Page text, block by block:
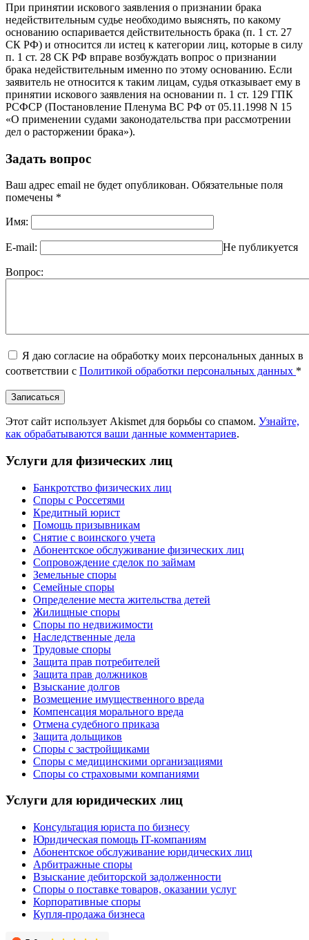
При принятии искового заявления о признании брака
недействительным судье необходимо выяснять, по какому
основанию оспаривается действительность брака (п. 1 ст. 27
СК РФ) и относится ли истец к категории лиц, которые в силу
п. 1 ст. 28 СК РФ вправе возбуждать вопрос о признании
брака недействительным именно по этому основанию. Если
заявитель не относится к таким лицам, судья отказывает ему в
принятии искового заявления на основании п. 1 ст. 129 ГПК
РСФСР (Постановление Пленума ВС РФ от 05.11.1998 N 15
«О применении судами законодательства при рассмотрении
дел о расторжении брака»).
Задать вопрос
Ваш адрес email не будет опубликован. Обязательные поля
помечены *
Имя:
E-mail: Не публикуется
Вопрос:
Я даю согласие на обработку моих персональных данных в
соответствии с Политикой обработки персональных данных *
Этот сайт использует Akismet для борьбы со спамом. Узнайте,
как обрабатываются ваши данные комментариев.
Услуги для физических лиц
Банкротство физических лиц
Споры с Россетями
Кредитный юрист
Помощь призывникам
Снятие с воинского учета
Абонентское обслуживание физических лиц
Cопровождение сделок по займам
Земельные споры
Семейные споры
Определение места жительства детей
Жилищные споры
Споры по недвижимости
Наследственные дела
Трудовые споры
Защита прав потребителей
Защита прав должников
Взыскание долгов
Возмещение имущественного вреда
Компенсация морального вреда
Отмена судебного приказа
Защита дольщиков
Споры с застройщиками
Споры с медицинскими организациями
Споры со страховыми компаниями
Услуги для юридических лиц
Консультация юриста по бизнесу
Юридическая помощь IT-компаниям
Абонентское обслуживание юридических лиц
Арбитражные споры
Взыскание дебиторской задолженности
Споры о поставке товаров, оказании услуг
Корпоративные споры
Купля-продажа бизнеса